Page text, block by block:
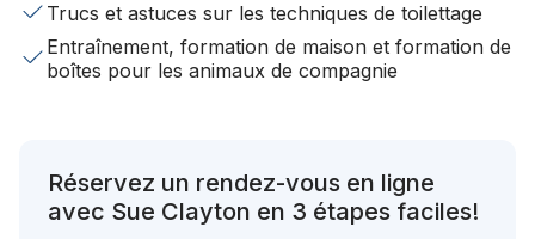
Trucs et astuces sur les techniques de toilettage
Entraînement, formation de maison et formation de
boîtes pour les animaux de compagnie
Réservez un rendez-vous en ligne
avec Sue Clayton en 3 étapes faciles!